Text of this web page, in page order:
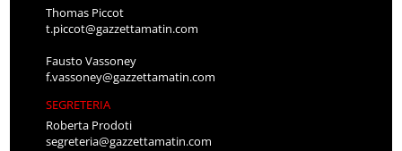
Thomas Piccot
t.piccot@gazzettamatin.com
Fausto Vassoney
f.vassoney@gazzettamatin.com
SEGRETERIA
Roberta Prodoti
segreteria@gazzettamatin.com